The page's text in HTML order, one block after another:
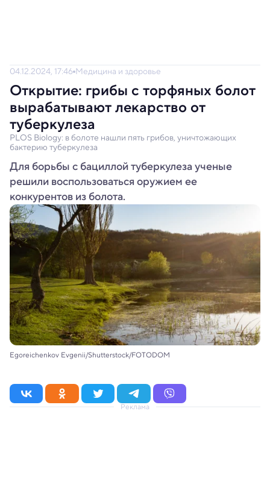
04.12.2024, 17:46 Медицина и здоровье
Открытие: грибы с торфяных болот
вырабатывают лекарство от
туберкулеза
PLOS Biology: в болоте нашли пять грибов, уничтожающих
бактерию туберкулеза
Для борьбы с бациллой туберкулеза ученые
решили воспользоваться оружием ее
конкурентов из болота.
Egoreichenkov Evgenii/Shutterstock/FOTODOM
Реклама